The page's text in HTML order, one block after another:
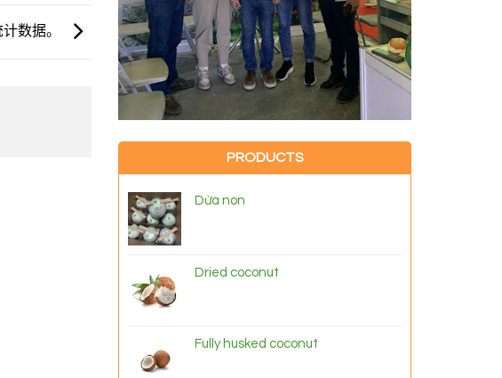
数据。
PRODUCTS
Dừa non
Dried coconut
Fully husked coconut